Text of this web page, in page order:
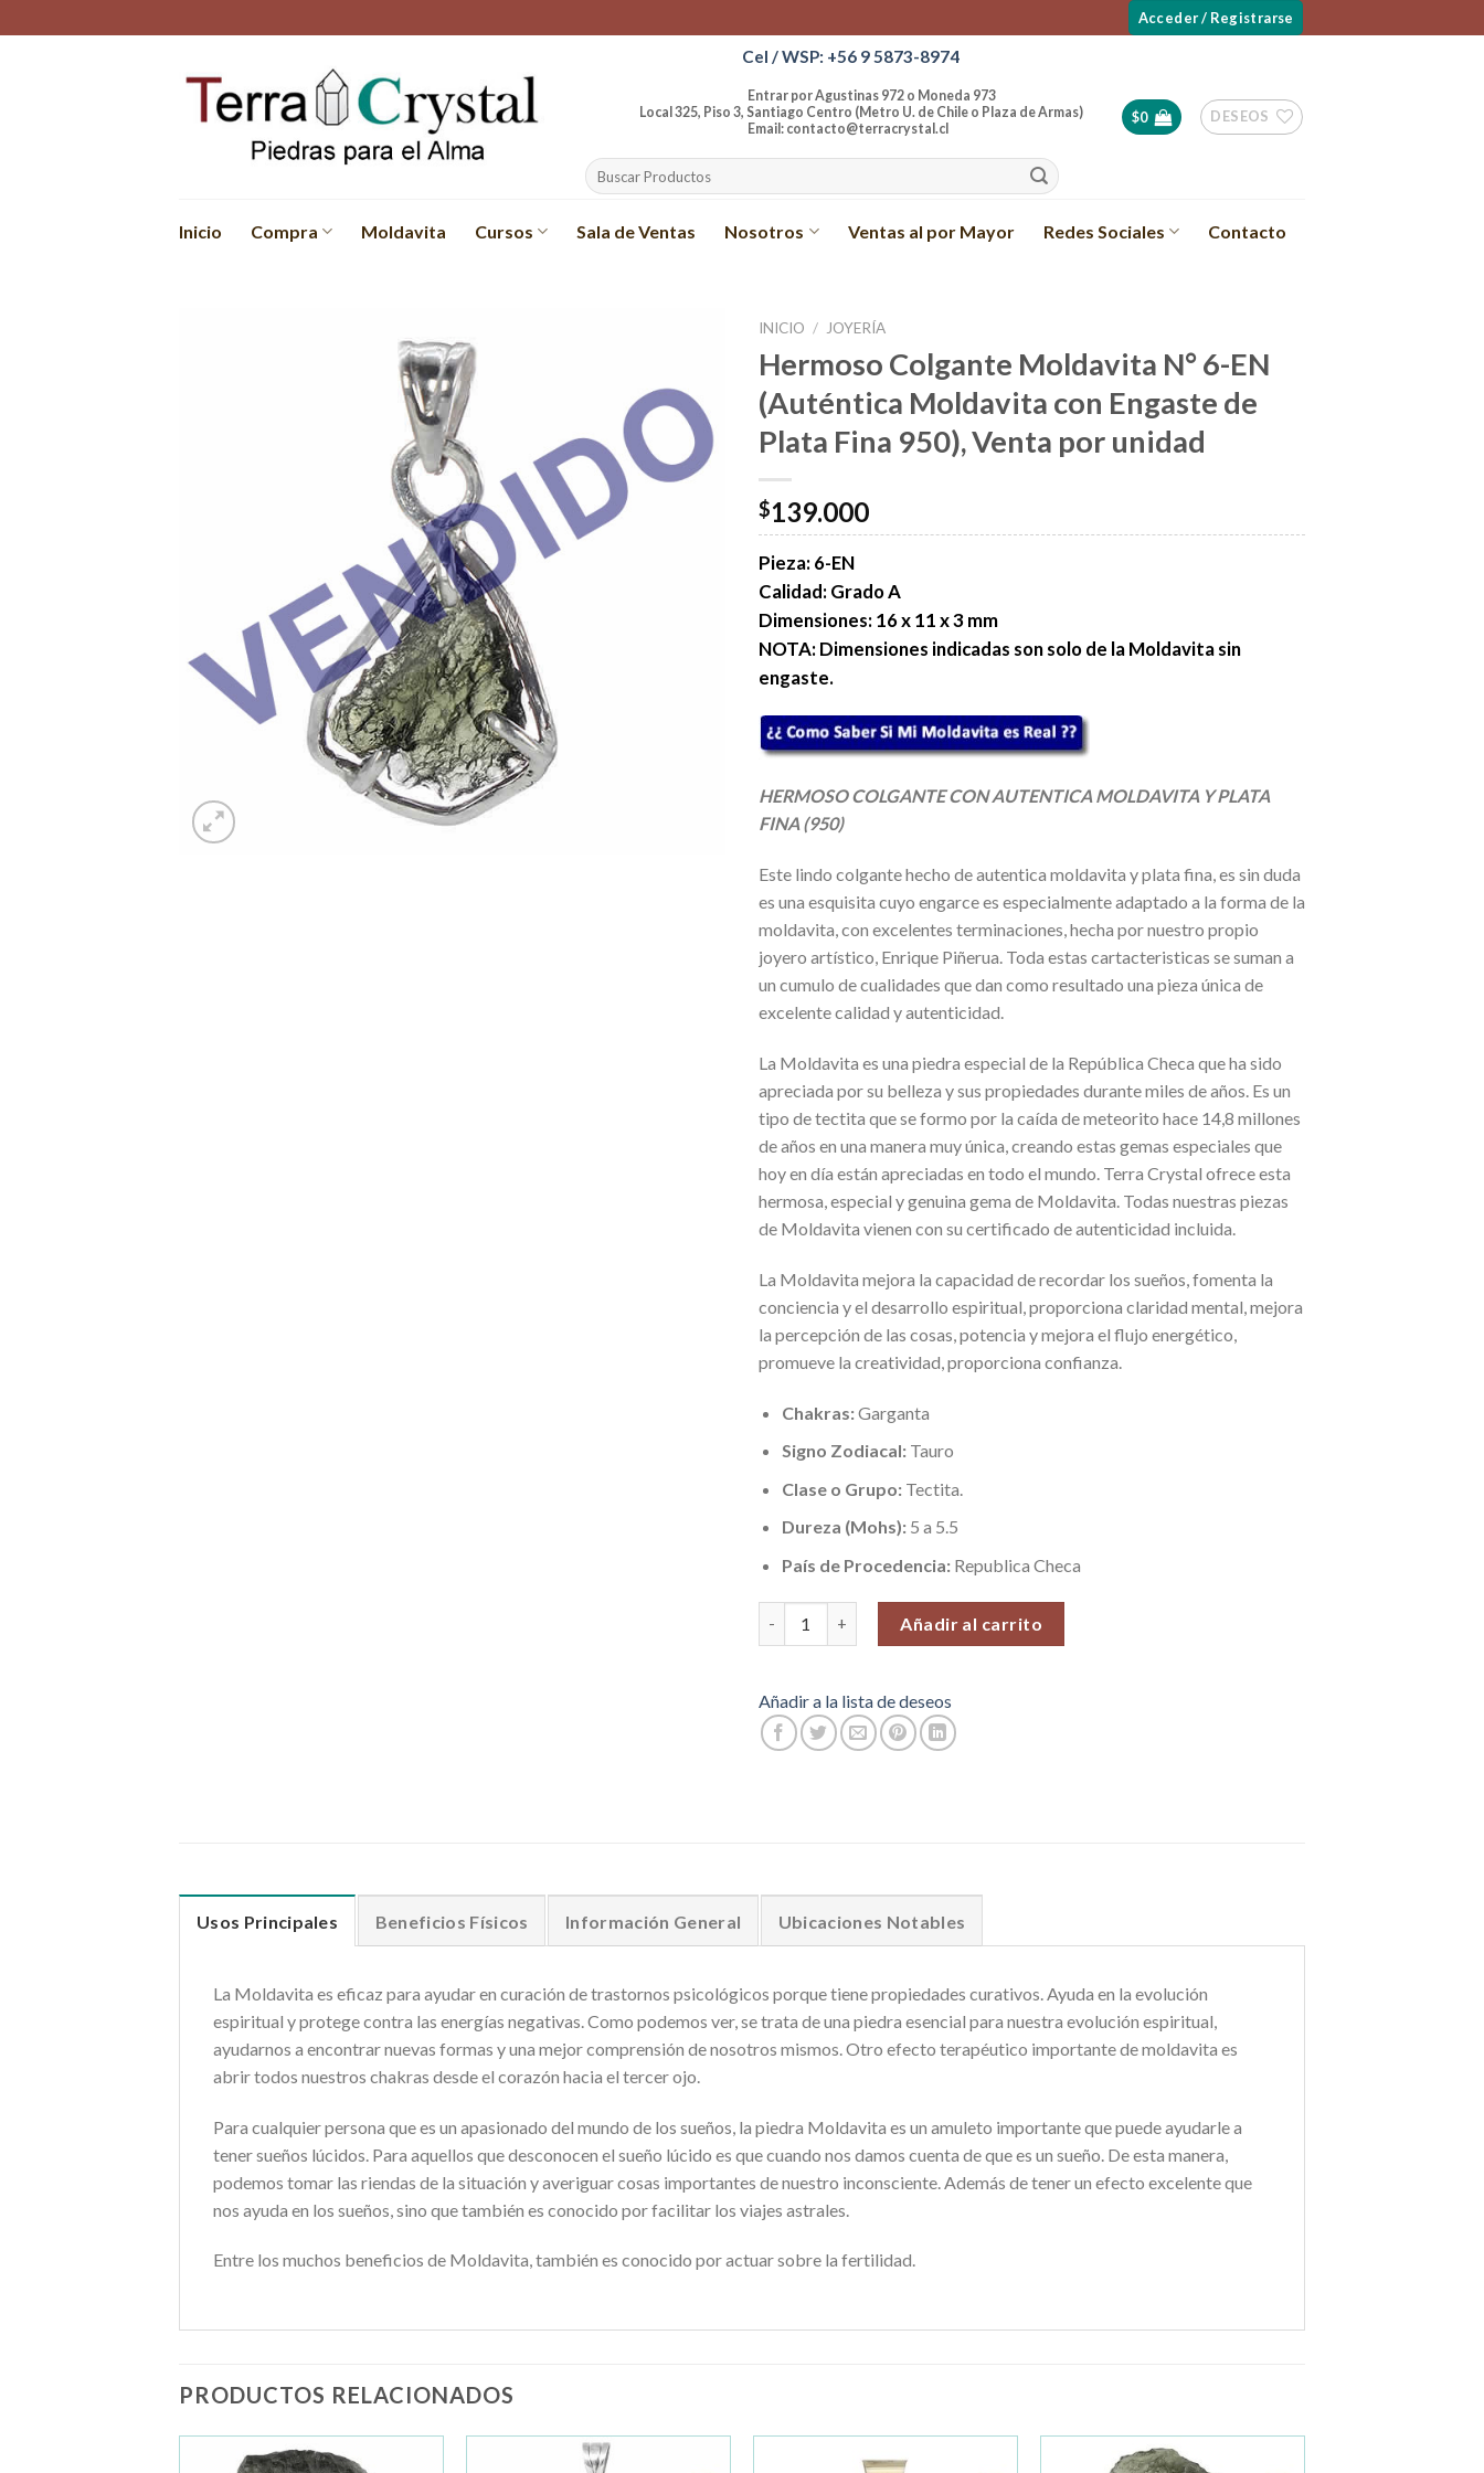
to
Acceder / Registrarse
Cel / WSP: +56 9 5873-8974
Entrar por Agustinas 972 o Moneda 973
Local 325, Piso 3, Santiago Centro (Metro U. de Chile o Plaza de Armas)
Email: contacto@terracrystal.cl
Buscar
por:
$0 DESEOS
Inicio Compra Moldavita Cursos Sala de Ventas Nosotros Ventas al por Mayor Redes Sociales Contacto
a la
lista de
deseos
INICIO / JOYERÍA
Hermoso Colgante Moldavita N° 6-EN
(Auténtica Moldavita con Engaste de
Plata Fina 950), Venta por unidad
$139.000
Pieza: 6-EN
Calidad: Grado A
Dimensiones: 16 x 11 x 3 mm
NOTA: Dimensiones indicadas son solo de la Moldavita sin
engaste.
HERMOSO COLGANTE CON AUTENTICA MOLDAVITA Y PLATA
FINA (950)
Este lindo colgante hecho de autentica moldavita y plata fina, es sin duda
es una esquisita cuyo engarce es especialmente adaptado a la forma de la
moldavita, con excelentes terminaciones, hecha por nuestro propio
joyero artístico, Enrique Piñerua. Toda estas cartacteristicas se suman a
un cumulo de cualidades que dan como resultado una pieza única de
excelente calidad y autenticidad.
La Moldavita es una piedra especial de la República Checa que ha sido
apreciada por su belleza y sus propiedades durante miles de años. Es un
tipo de tectita que se formo por la caída de meteorito hace 14,8 millones
de años en una manera muy única, creando estas gemas especiales que
hoy en día están apreciadas en todo el mundo. Terra Crystal ofrece esta
hermosa, especial y genuina gema de Moldavita. Todas nuestras piezas
de Moldavita vienen con su certificado de autenticidad incluida.
La Moldavita mejora la capacidad de recordar los sueños, fomenta la
conciencia y el desarrollo espiritual, proporciona claridad mental, mejora
la percepción de las cosas, potencia y mejora el flujo energético,
promueve la creatividad, proporciona confianza.
Chakras:Garganta
Signo Zodiacal: Tauro
Clase o Grupo:Tectita.
Dureza (Mohs):5 a 5.5
País de Procedencia: Republica Checa
Añadir al carrito
Añadir a la lista de deseos
Usos Principales Beneficios Físicos Información General Ubicaciones Notables
La Moldavita es eficaz para ayudar en curación de trastornos psicológicos porque tiene propiedades curativos. Ayuda en la evolución
espiritual y protege contra las energías negativas. Como podemos ver, se trata de una piedra esencial para nuestra evolución espiritual,
ayudarnos a encontrar nuevas formas y una mejor comprensión de nosotros mismos. Otro efecto terapéutico importante de moldavita es
abrir todos nuestros chakras desde el corazón hacia el tercer ojo.
Para cualquier persona que es un apasionado del mundo de los sueños, la piedra Moldavita es un amuleto importante que puede ayudarle a
tener sueños lúcidos. Para aquellos que desconocen el sueño lúcido es que cuando nos damos cuenta de que es un sueño. De esta manera,
podemos tomar las riendas de la situación y averiguar cosas importantes de nuestro inconsciente. Además de tener un efecto excelente que
nos ayuda en los sueños, sino que también es conocido por facilitar los viajes astrales.
Entre los muchos beneficios de Moldavita, también es conocido por actuar sobre la fertilidad.
PRODUCTOS RELACIONADOS